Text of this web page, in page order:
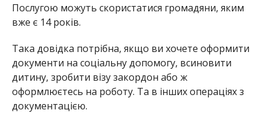
Послугою можуть скористатися громадяни, яким
вже є 14 років.
Така довідка потрібна, якщо ви хочете оформити
документи на соціальну допомогу, всиновити
дитину, зробити візу закордон або ж
оформлюєтесь на роботу. Та в інших операціях з
документацією.